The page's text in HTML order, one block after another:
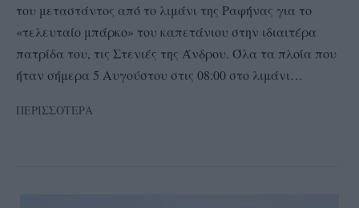
του μεταστάντος από το λιμάνι της Ραφήνας για το
«τελευταίο μπάρκο» του καπετάνιου στην ιδιαιτέρα
πατρίδα του, τις Στενιές της Άνδρου. Όλα τα πλοία που
ήταν σήμερα 5 Αυγούστου στις 08:00 στο λιμάνι…
ΠΕΡΙΣΣΟΤΕΡΑ